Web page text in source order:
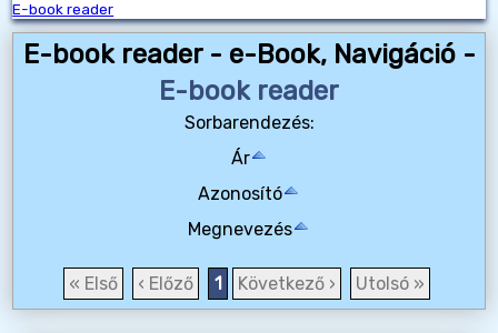
E-book reader
E-book reader - e-Book, Navigáció -
E-book reader
Sorbarendezés:
Ár
Azonosító
Megnevezés
« Első ‹ Előző 1 Következő › Utolsó »